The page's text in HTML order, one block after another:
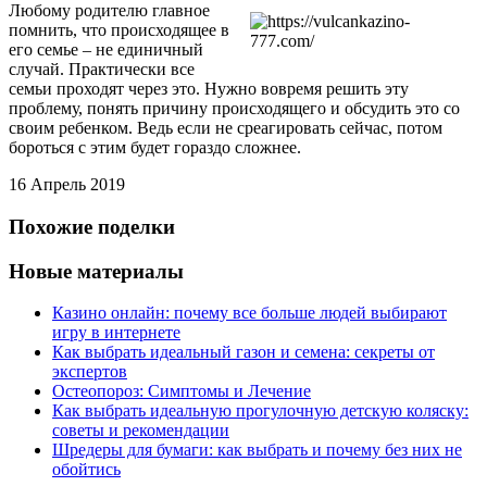
Любому родителю главное
помнить, что происходящее в
его семье – не единичный
случай. Практически все
семьи проходят через это. Нужно вовремя решить эту
проблему, понять причину происходящего и обсудить это со
своим ребенком. Ведь если не среагировать сейчас, потом
бороться с этим будет гораздо сложнее.
16 Апрель 2019
Похожие поделки
Новые материалы
Казино онлайн: почему все больше людей выбирают
игру в интернете
Как выбрать идеальный газон и семена: секреты от
экспертов
Остеопороз: Симптомы и Лечение
Как выбрать идеальную прогулочную детскую коляску:
советы и рекомендации
Шредеры для бумаги: как выбрать и почему без них не
обойтись